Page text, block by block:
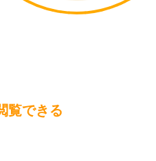
覧できる